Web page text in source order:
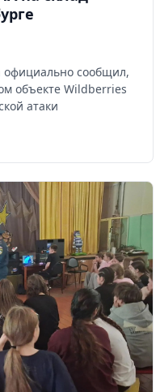
официально сообщил,
объекте Wildberries
атаки